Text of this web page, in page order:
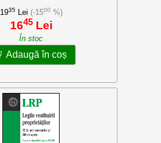
1935Lei (-1500 %)
1645Lei
În stoc
Adaugă în coș